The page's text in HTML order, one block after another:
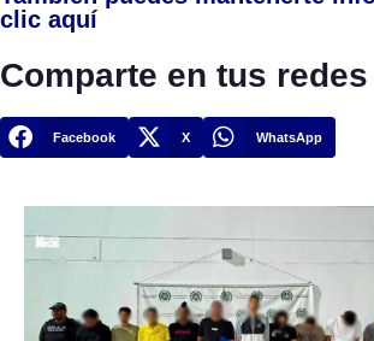
clic aquí
Comparte en tus
Facebook X WhatsApp